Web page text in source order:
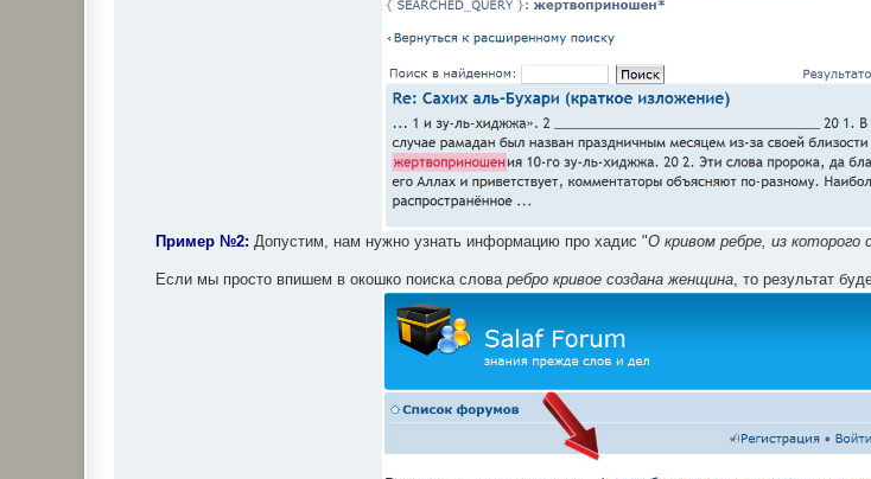
Пример №2: Допустим, нам нужно узнать информацию про хадис "О кривом ребре, из которого
Если мы просто впишем в окошко поиска слова ребро кривое создана женщина , то результат